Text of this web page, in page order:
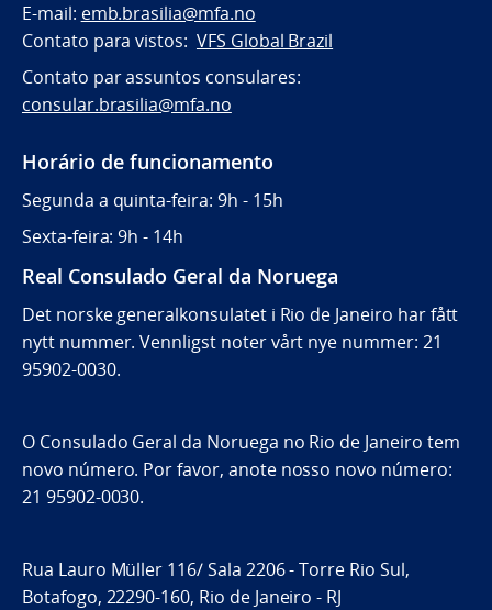
E-mail: emb.brasilia@mfa.no
Contato para vistos: VFS Global Brazil
Contato par assuntos consulares:
consular.brasilia@mfa.no
Horário de funcionamento
Segunda a quinta-feira: 9h - 15h
Sexta-feira: 9h - 14h
Real Consulado Geral da Noruega
Det norske generalkonsulatet i Rio de Janeiro har fått
nytt nummer. Vennligst noter vårt nye nummer: 21
95902-0030.
O Consulado Geral da Noruega no Rio de Janeiro tem
novo número. Por favor, anote nosso novo número:
21 95902-0030.
Rua Lauro Müller 116/ Sala 2206 - Torre Rio Sul,
Botafogo, 22290-160, Rio de Janeiro - RJ